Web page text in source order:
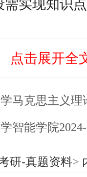
实现知识
避免后期
点击展开全
马克思主义理论
能学院2024-2025
研-真题资料>